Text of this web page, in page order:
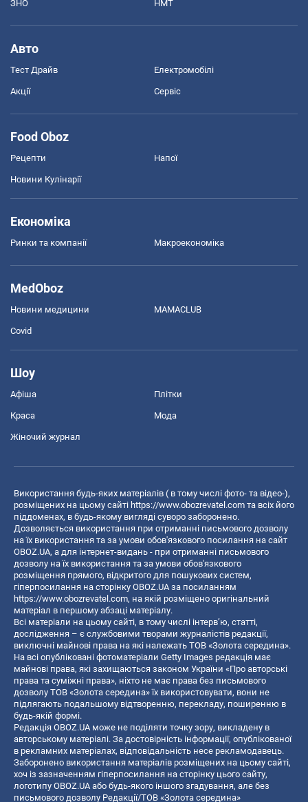
ЗНО НМТ
Авто
Тест Драйв Електромобілі
Акції Сервіс
Food Oboz
Рецепти Напої
Новини Кулінарії
Економіка
Ринки та компанії Макроекономіка
MedOboz
Новини медицини MAMACLUB
Covid
Шоу
Афіша Плітки
Краса Мода
Жіночий журнал
Використання будь-яких матеріалів ( в тому числі фото- та відео-),
розміщених на цьому сайті https://www.obozrevatel.com та всіх його
піддоменах, в будь-якому вигляді суворо заборонено.
Дозволяється використання при отриманні письмового дозволу
на їх використання та за умови обов'язкового посилання на сайт
OBOZ.UA, а для інтернет-видань - при отриманні письмового
дозволу на їх використання та за умови обов'язкового
розміщення прямого, відкритого для пошукових систем,
гіперпосилання на сторінку OBOZ.UA за посиланням
https://www.obozrevatel.com, на якій розміщено оригінальний
матеріал в першому абзаці матеріалу.
Всі матеріали на цьому сайті, в тому числі інтерв’ю, статті,
дослідження – є службовими творами журналістів редакції,
виключні майнові права на які належать ТОВ «Золота середина».
На всі опубліковані фотоматеріали Getty Images редакція має
майнові права, які захищаються законом України «Про авторські
права та суміжні права», ніхто не має права без письмового
дозволу ТОВ «Золота середина» їх використовувати, вони не
підлягають подальшому відтворенню, перекладу, поширенню в
будь-якій формі.
Редакція OBOZ.UA може не поділяти точку зору, викладену в
авторському матеріалі. За достовірність інформації, опублікованої
в рекламних матеріалах, відповідальність несе рекламодавець.
Заборонено використання матеріалів розміщених на цьому сайті,
хоч із зазначенням гіперпосилання на сторінку цього сайту,
логотипу OBOZ.UA або будь-якого іншого згадування, але без
письмового дозволу Редакції/ТОВ «Золота середина»